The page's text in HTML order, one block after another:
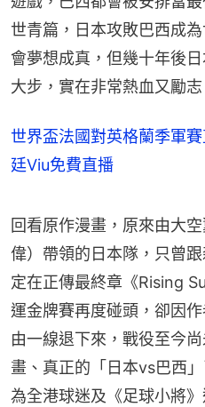
世青篇，日本攻敗巴西成
會夢想成真，但幾十年後
大步，實在非常熱血又勵志
世界盃法國對英格蘭季軍
廷Viu免費直播
回看原作漫畫，原來由大
偉）帶領的日本隊，只曾
定在正傳最終章《Rising
運金牌賽再度碰頭，卻因
由一線退下來，戰役至今
畫、真正的「日本vs巴西
為全港球迷及《足球小將